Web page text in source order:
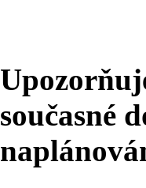
současné